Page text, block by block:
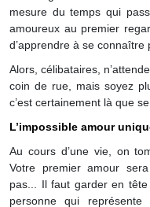
mesure du temps qui
amoureux au premier
d’apprendre à se connaître
Alors, célibataires,
coin de rue, mais soyez
c’est certainement là que
L’impossible amour
Au cours d’une vie, on
Votre premier amour
pas... Il faut garder en tête
personne qui